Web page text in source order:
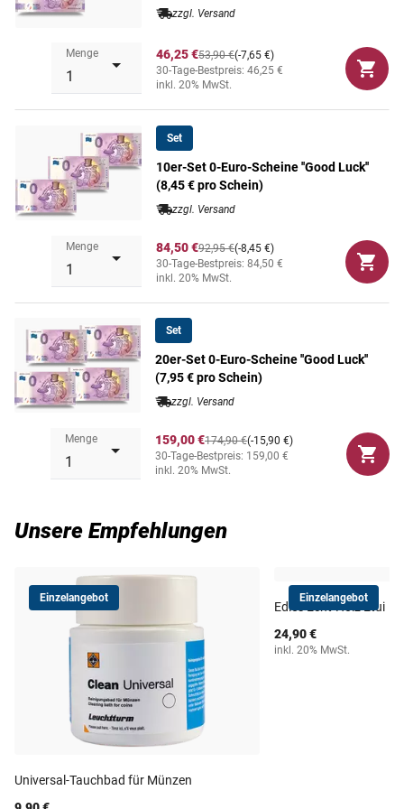
zzgl. Versand
Menge 46,25 € (-7,65 €)
53,90 €
30-Tage-Bestpreis: 46,25 €
inkl. 20% MwSt.
Set
10er-Set 0-Euro-Scheine ''Good Luck''
(8,45 € pro Schein)
zzgl. Versand
Menge 84,50 € (-8,45 €)
92,95 €
30-Tage-Bestpreis: 84,50 €
inkl. 20% MwSt.
Set
20er-Set 0-Euro-Scheine ''Good Luck''
(7,95 € pro Schein)
zzgl. Versand
Menge 159,00 € (-15,90 €)
174,90 €
30-Tage-Bestpreis: 159,00 €
inkl. 20% MwSt.
Unsere Empfehlungen
Einzelangebot
Universal-Tauchbad für Münzen
Einzelangebot
Edles Echt-Holz Etui
24,90 €
inkl. 20% MwSt.